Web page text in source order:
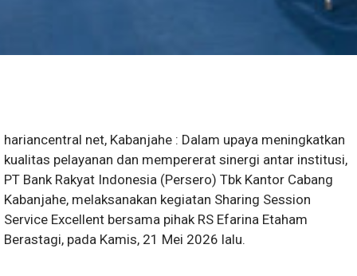
hariancentral net, Kabanjahe : Dalam upaya meningkatkan
kualitas pelayanan dan mempererat sinergi antar institusi,
PT Bank Rakyat Indonesia (Persero) Tbk Kantor Cabang
Kabanjahe, melaksanakan kegiatan Sharing Session
Service Excellent bersama pihak RS Efarina Etaham
Berastagi, pada Kamis, 21 Mei 2026 lalu.